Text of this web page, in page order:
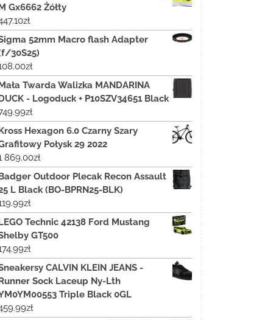
Gx6662 Żółty
zł
52mm Macro flash Adapter
30S25)
zł
Twarda Walizka MANDARINA
- Logoduck + P10SZV34651 Black
zł
Hexagon 6.0 Czarny Szary
Połysk 29 2022
869.00zł
Outdoor Plecak Recon Assault
L Black (BO-BPRN25-BLK)
zł
Technic 42138 Ford Mustang
GT500
zł
CALVIN KLEIN JEANS -
Sock Laceup Ny-Lth
Triple Black 0GL
zł